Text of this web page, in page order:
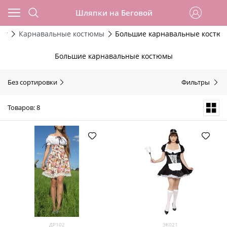
Шляпки на Беговой
Карнавальные костюмы Большие карнавальные
Большие карнавальные костюмы
Без сортировки Фильтры
Товаров: 8
ДР102 ЭК021